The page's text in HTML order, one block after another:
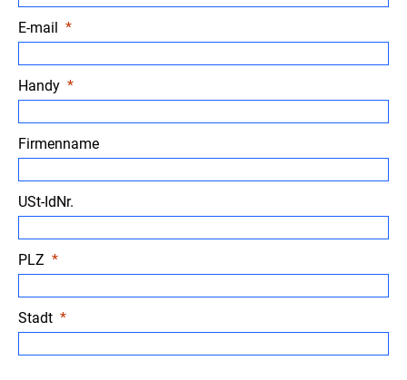
E-mail
Handy
Firmenname
USt-IdNr.
PLZ
Stadt